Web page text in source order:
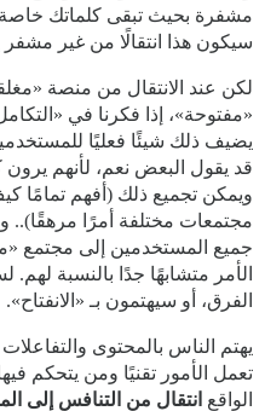
مشفرة بحيث تبقى كلماتك خاصة
سيكون هذا انتقالًا من غير
لكن عند الانتقال من منصة
يضيف ذلك شيئًا فعليًا
قد يقول البعض نعم، لأنهم
ويمكن تجميع ذلك (أفهم تمامًا
مجتمعات مختلفة أمرًا مرهقًا)..
جميع المستخدمين إلى مجتمع
الأمر متشابهًا جدًا بالنسبة
الفرق، أو سيهتمون بـ «الانفتاح».
يهتم الناس بالمحتوى
تعمل الأمور تقنيًا ومن يتحكم
الواقع انتقال من التنافس إلى